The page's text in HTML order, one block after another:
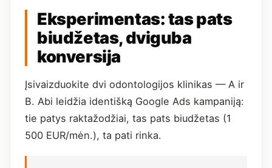
Eksperimentas: tas pats
biudžetas, dviguba
konversija
Įsivaizduokite dvi odontologijos klinikas — A ir
B. Abi leidžia identišką Google Ads kampaniją:
tie patys raktažodžiai, tas pats biudžetas (1
500 EUR/mėn.), ta pati rinka.